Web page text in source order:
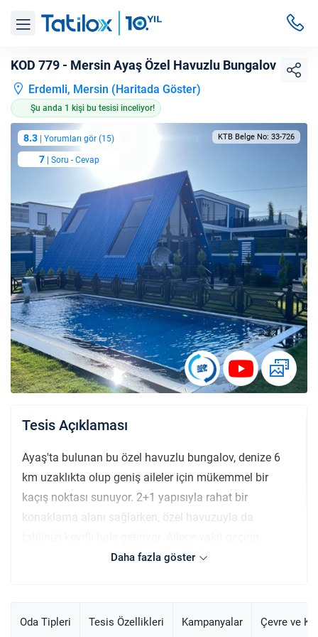
KOD 779 - Mersin Ayaş Özel Havuzlu Bungalov
Erdemli, Mersin (Haritada Göster)
Şu anda 1 kişi bu tesisi inceliyor!
KTB Belge No: 33-726
8.3 | Yorumları gör (15)
7| Soru - Cevap
Tesis Açıklaması
Ayaş'ta bulunan bu özel havuzlu bungalov, denize 6
km uzaklıkta olup geniş aileler için mükemmel bir
kaçış noktası sunuyor. 2+1 yapısıyla rahat bir
konaklama alanı sağlarken, özel havuzuyla da
doğanın tadını çıkarabileceğiniz bir yer arıyorsanız, bu
hazırlayabilirsiniz. Geniş ve ferah ortamı ile hem
Daha fazla göster
Oda Tipleri Tesis Özellikleri Kampanyalar Çevre ve